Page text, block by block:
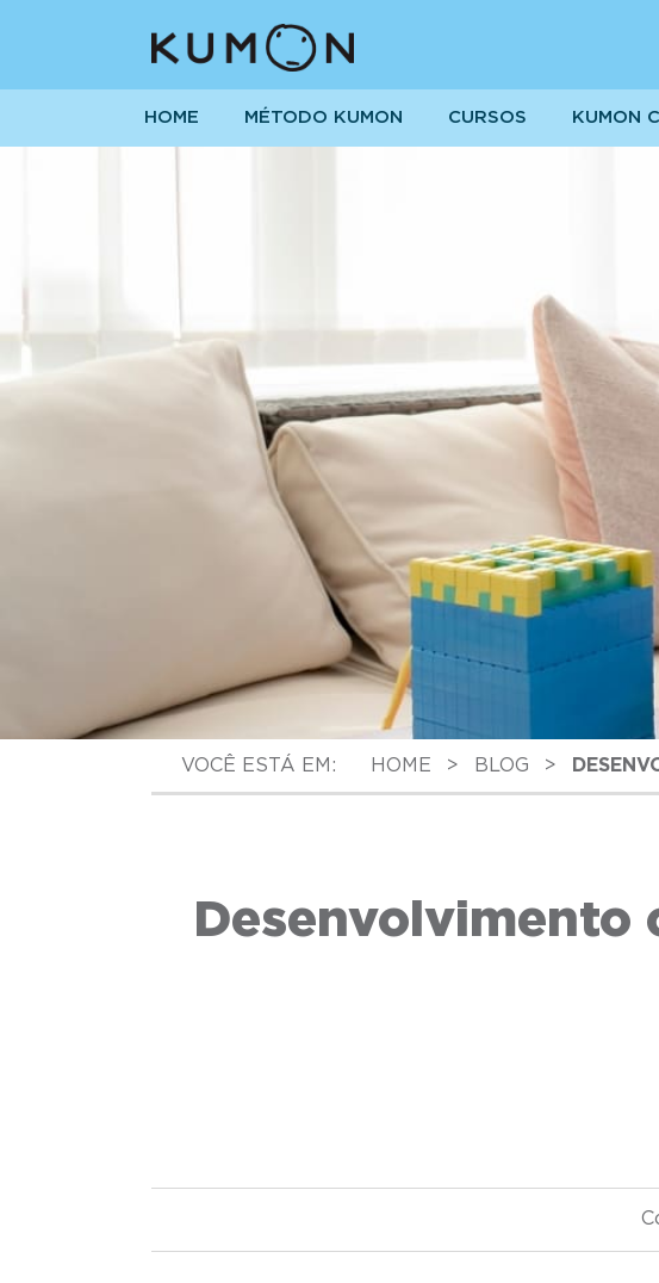
HOME MÉTODO KUMON CURSOS KUMON
VOCÊ ESTÁ EM: HOME > BLOG >